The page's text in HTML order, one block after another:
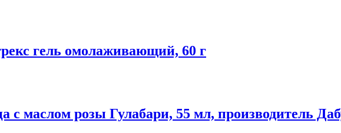
гель омолаживающий, 60 г
маслом розы Гулабари, 55 мл, производитель